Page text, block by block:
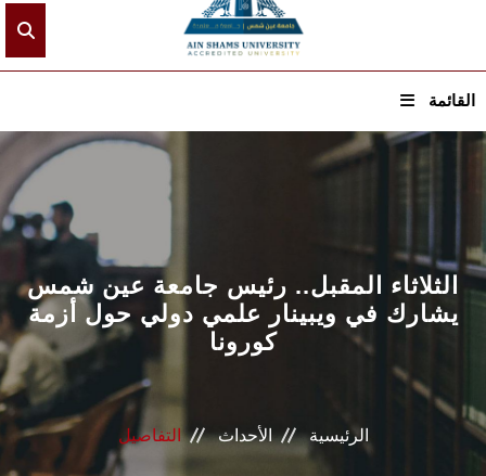
القائمة
الرئيسيـة
عن الجامعة
القطاعـات
الشئون الأكاديمية
البحث العلمي
الرعاية الصحية
الثلاثاء المقبل.. رئيس جامعة عين شمس
يشارك في ويبينار علمي دولي حول أزمة
كورونا
الرئيسية الأحداث التفاصيل